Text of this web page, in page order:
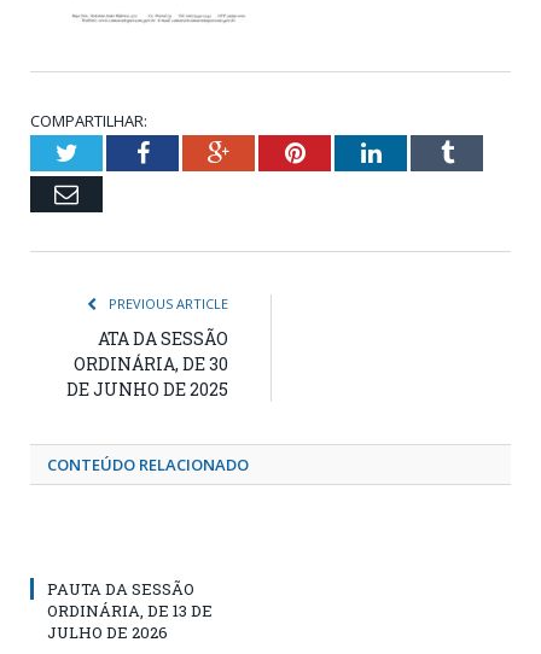
COMPARTILHAR:
TwitterFacebookGoogle+PinterestLinkedInTumblr
Email
PREVIOUS ARTICLE
ATA DA SESSÃO
ORDINÁRIA, DE 30
DE JUNHO DE 2025
CONTEÚDO RELACIONADO
PAUTA DA SESSÃO
ORDINÁRIA, DE 13 DE
JULHO DE 2026